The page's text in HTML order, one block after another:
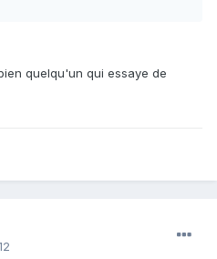
quelqu'un qui essaye de